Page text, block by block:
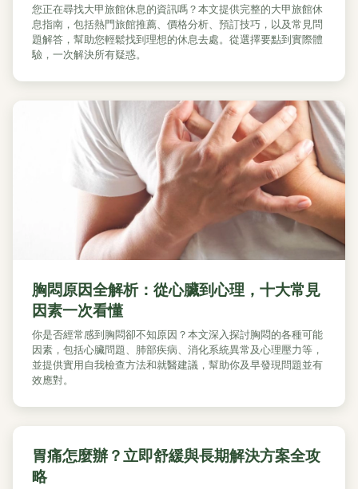
您正在尋找大甲旅館休息的資訊嗎？本文提供完整的大甲旅館休
息指南，包括熱門旅館推薦、價格分析、預訂技巧，以及常見問
題解答，幫助您輕鬆找到理想的休息去處。從選擇要點到實際體
驗，一次解決所有疑惑。
胸悶原因全解析：從心臟到心理，十大常見
因素一次看懂
你是否經常感到胸悶卻不知原因？本文深入探討胸悶的各種可能
因素，包括心臟問題、肺部疾病、消化系統異常及心理壓力等，
並提供實用自我檢查方法和就醫建議，幫助你及早發現問題並有
效應對。
胃痛怎麼辦？立即舒緩與長期解決方案全攻
略